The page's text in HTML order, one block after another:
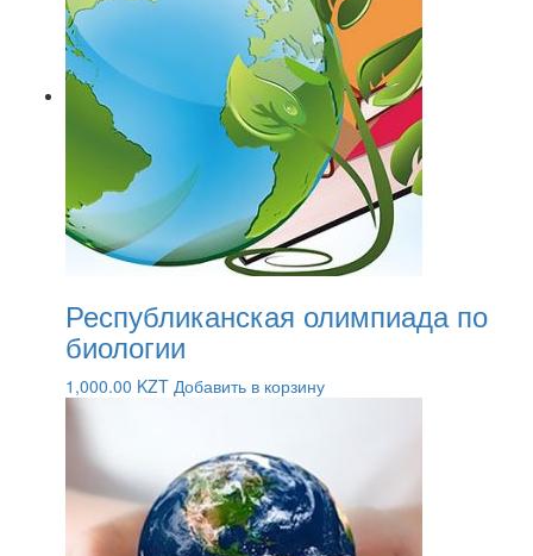
Республиканская олимпиада по
биологии
1,000.00 KZT Добавить в корзину